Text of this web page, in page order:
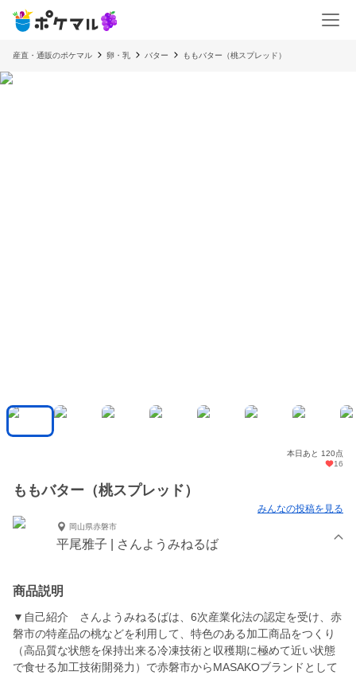
産直・通販のポケマル 卵・乳 バター ももバター（桃スプレッド）
本日あと 120点
16
ももバター（桃スプレッド）
みんなの投稿を見る
岡山県赤磐市
平尾雅子 | さんようみねるば
商品説明
▼自己紹介 さんようみねるばは、6次産業化法の認定を受け、赤
磐市の特産品の桃などを利用して、特色のある加工商品をつくり
（高品質な状態を保持出来る冷凍技術と収穫期に極めて近い状態
で食せる加工技術開発力）で赤磐市からMASAKOブランドとして